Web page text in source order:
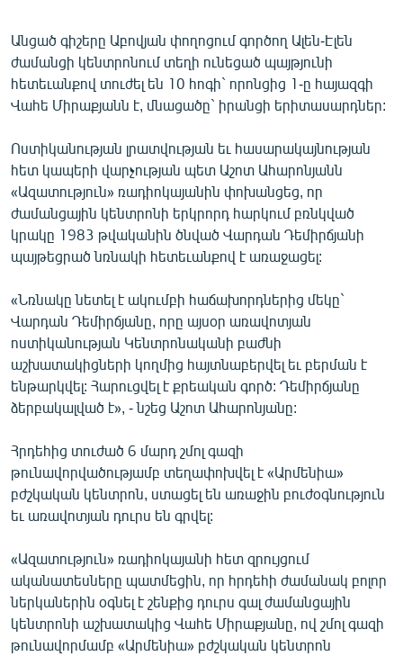
ԱՐԽԻՎ
ՏԵՍԱՆՅՈՒԹԵՐ
ԲԱՆԱՎԵՃ
ՓՈԴՔԱՍԹ
Հայերեն
English
ՀԵՏԵՎԵՔ ՄԵԶ
«Ազատության» բոլոր կայքերը
Անցած գիշերը Աբովյան փողոցում գործող Ալեն-Էլեն
ժամանցի կենտրոնում տեղի ունեցած պայթյունի
հետեւանքով տուժել են 10 հոգի` որոնցից 1-ը հայազգի
Վահե Միրաքյանն է, մնացածը` իրանցի երիտասարդներ:
Ոստիկանության լրատվության եւ հասարակայնության
հետ կապերի վարչության պետ Աշոտ Ահարոնյանն
«Ազատություն» ռադիոկայանին փոխանցեց, որ
ժամանցային կենտրոնի երկրորդ հարկում բռնկված
կրակը 1983 թվականին ծնված Վարդան Դեմիրճյանի
պայթեցրած նռնակի հետեւանքով է առաջացել:
«Նռնակը նետել է ակումբի հաճախորդներից մեկը`
Վարդան Դեմիրճյանը, որը այսօր առավոտյան
ոստիկանության Կենտրոնականի բաժնի
աշխատակիցների կողմից հայտնաբերվել եւ բերման է
ենթարկվել: Հարուցվել է քրեական գործ: Դեմիրճյանը
ձերբակալված է», - նշեց Աշոտ Ահարոնյանը:
Հրդեհից տուժած 6 մարդ շմոլ գազի
թունավորվածությամբ տեղափոխվել է «Արմենիա»
բժշկական կենտրոն, ստացել են առաջին բուժօգնություն
եւ առավոտյան դուրս են գրվել:
«Ազատություն» ռադիոկայանի հետ զրույցում
ականատեսները պատմեցին, որ հրդեհի ժամանակ բոլոր
ներկաներին օգնել է շենքից դուրս գալ ժամանցային
կենտրոնի աշխատակից Վահե Միրաքյանը, ով շմոլ գազի
թունավորմամբ «Արմենիա» բժշկական կենտրոն